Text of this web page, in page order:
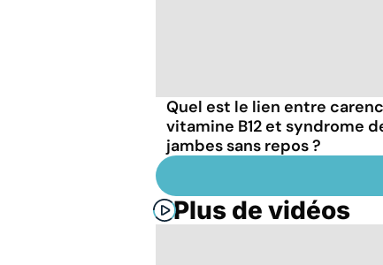
Quel est le lien entre
vitamine B12 et syndrome
jambes sans repos ?
Plus de vidéos